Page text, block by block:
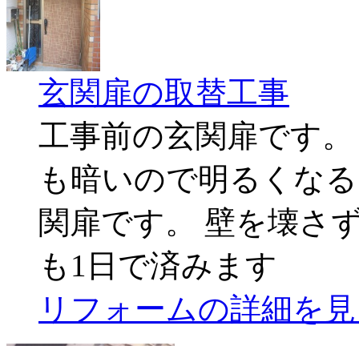
玄関扉の取替工事
工事前の玄関扉です
も暗いので明るくな
関扉です。 壁を壊さ
も1日で済みます
リフォームの詳細を